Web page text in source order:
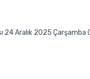
24 Aralık 2025